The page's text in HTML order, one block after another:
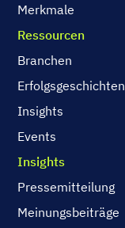
Merkmale
Ressourcen
Branchen
Erfolgsgeschichten
Insights
Events
Insights
Pressemitteilung
Meinungsbeiträge